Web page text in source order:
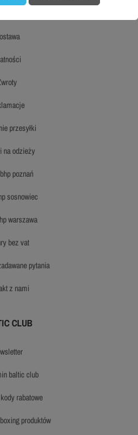
KLIENTA
zwroty
przesyłki
na odzieży
bhp poznań
sosnowiec
warszawa
bez vat
pytania
z nami
CLUB
baltic club
kody rabatowe
produktów